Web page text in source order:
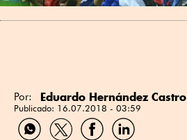
Por: Eduardo Hernández Castro
Publicado: 16.07.2018 - 03:59
Compartir
por
Compartir
por
Compartir
por
Compartir
por